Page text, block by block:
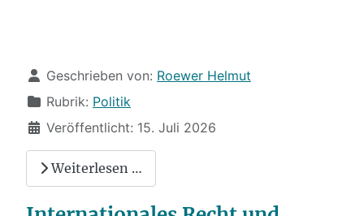
Details
Geschrieben von: Roewer Helmut
Rubrik: Politik
Veröffentlicht: 15. Juli 2026
Weiterlesen …